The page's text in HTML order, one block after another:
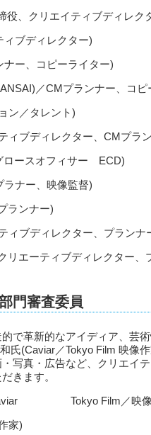
役、クリエイティブディレク
ィブディレクター)
ー、コピーライター)
／CMプランナー、コピ
ン／タレント)
ィブディレクター、CMプラ
ロースオフィサー ECD)
ナー、映像監督)
ランナー)
ィブディレクター、プランナ
リエーティブディレクター、
門審査委員
で革新的なアイディア、芸
氏(Caviar／Tokyo Film 映像
写真・広告など、クリエイ
きます。
Tokyo Film／映像
家)